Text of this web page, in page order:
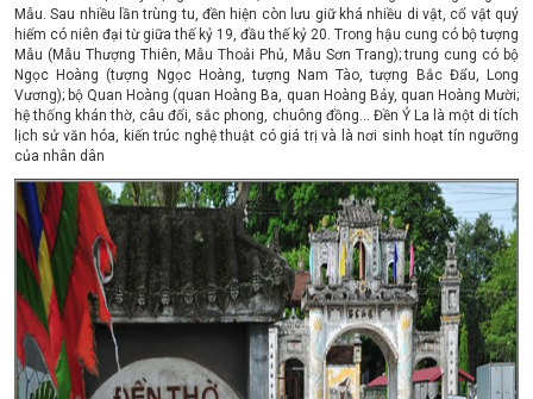
Mẫu. Sau nhiều lần trùng tu, đền hiện còn lưu giữ khá nhiều di vật, cổ vật quý
hiếm có niên đại từ giữa thế kỷ 19, đầu thế kỷ 20. Trong hậu cung có bộ tượng
Mẫu (Mẫu Thượng Thiên, Mẫu Thoải Phủ, Mẫu Sơn Trang); trung cung có bộ
Ngọc Hoàng (tượng Ngọc Hoàng, tượng Nam Tào, tượng Bắc Đẩu, Long
Vương); bộ Quan Hoàng (quan Hoàng Ba, quan Hoàng Bảy, quan Hoàng Mười;
hệ thống khán thờ, câu đối, sắc phong, chuông đồng… Đền Ỷ La là một di tích
lịch sử văn hóa, kiến trúc nghệ thuật có giá trị và là nơi sinh hoạt tín ngưỡng
của nhân dân